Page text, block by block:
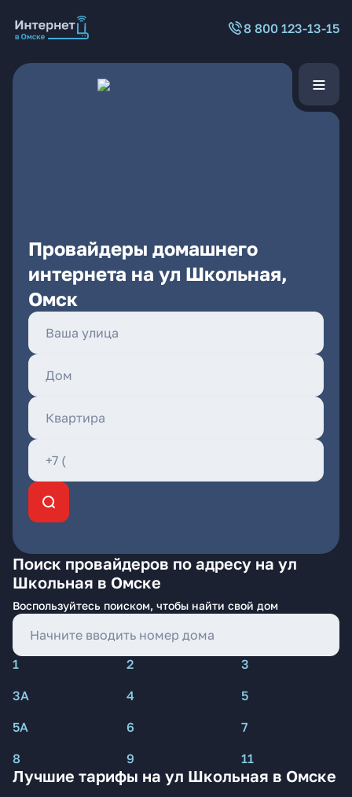
8 800 123-13-15
Провайдеры домашнего
интернета на ул Школьная,
Омск
Поиск провайдеров по адресу на ул
Школьная в Омске
Воспользуйтесь поиском, чтобы найти свой дом
1 2
3
3А
4
5
5А
6
7
8
9 11
Лучшие тарифы на ул Школьная в Омске